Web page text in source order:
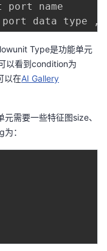
port name
data type
,
Type是功能单元
以看到condition为
以在AI Gallery
需要一些特征图size、
：